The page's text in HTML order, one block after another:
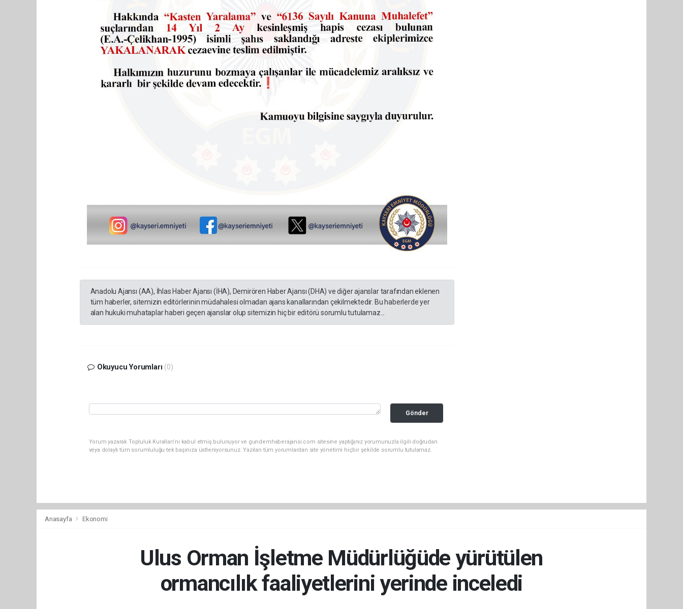
Anadolu Ajansı (AA), İhlas Haber Ajansı (İHA), Demirören Haber Ajansı (DHA) ve diğer ajanslar tarafından eklenen
tüm haberler, sitemizin editörlerinin müdahalesi olmadan ajans kanallarından çekilmektedir. Bu haberlerde yer
alan hukuki muhataplar haberi geçen ajanslar olup sitemizin hiç bir editörü sorumlu tutulamaz...
Okuyucu Yorumları (0)
Gönder
Yorum yazarak Topluluk Kuralları’nı kabul etmiş bulunuyor ve gundemhaberajansi.com sitesine yaptığınız yorumunuzla ilgili doğrudan
veya dolaylı tüm sorumluluğu tek başınıza üstleniyorsunuz. Yazılan tüm yorumlardan site yönetimi hiçbir şekilde sorumlu tutulamaz.
Anasayfa Ekonomi
Ulus Orman İşletme Müdürlüğüde yürütülen
ormancılık faaliyetlerini yerinde inceledi